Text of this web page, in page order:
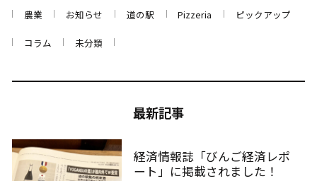
農業 お知らせ 道の駅 Pizzeria ピックアップ
コラム 未分類
最新記事
経済情報誌「びんご経済レポ
ート」に掲載されました！